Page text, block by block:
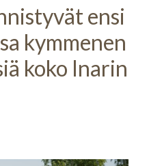
ensi
kymmenen
koko Inarin